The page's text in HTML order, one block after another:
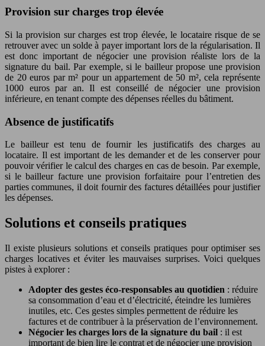
Provision sur charges trop élevée
Si la provision sur charges est trop élevée, le locataire risque de se
retrouver avec un solde à payer important lors de la régularisation. Il
est donc important de négocier une provision réaliste lors de la
signature du bail. Par exemple, si le bailleur propose une provision
de 20 euros par m² pour un appartement de 50 m², cela représente
1000 euros par an. Il est conseillé de négocier une provision
inférieure, en tenant compte des dépenses réelles du bâtiment.
Absence de justificatifs
Le bailleur est tenu de fournir les justificatifs des charges au
locataire. Il est important de les demander et de les conserver pour
pouvoir vérifier le calcul des charges en cas de besoin. Par exemple,
si le bailleur facture une provision forfaitaire pour l’entretien des
parties communes, il doit fournir des factures détaillées pour justifier
les dépenses.
Solutions et conseils pratiques
Il existe plusieurs solutions et conseils pratiques pour optimiser ses
charges locatives et éviter les mauvaises surprises. Voici quelques
pistes à explorer :
Adopter des gestes éco-responsables au quotidien : réduire
sa consommation d’eau et d’électricité, éteindre les lumières
inutiles, etc. Ces gestes simples permettent de réduire les
factures et de contribuer à la préservation de l’environnement.
Négocier les charges lors de la signature du bail : il est
important de bien lire le contrat et de négocier une provision